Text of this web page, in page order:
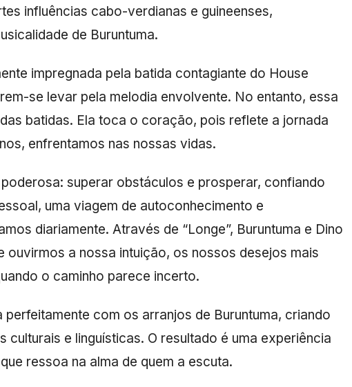
influências cabo-verdianas e guineenses,
de Buruntuma.
impregnada pela batida contagiante do House
se levar pela melodia envolvente. No entanto, essa
batidas. Ela toca o coração, pois reflete a jornada
enfrentamos nas nossas vidas.
superar obstáculos e prosperar, confiando
uma viagem de autoconhecimento e
diariamente. Através de “Longe”, Buruntuma e Dino
ouvirmos a nossa intuição, os nossos desejos mais
o caminho parece incerto.
perfeitamente com os arranjos de Buruntuma, criando
culturais e linguísticas. O resultado é uma experiência
ressoa na alma de quem a escuta.